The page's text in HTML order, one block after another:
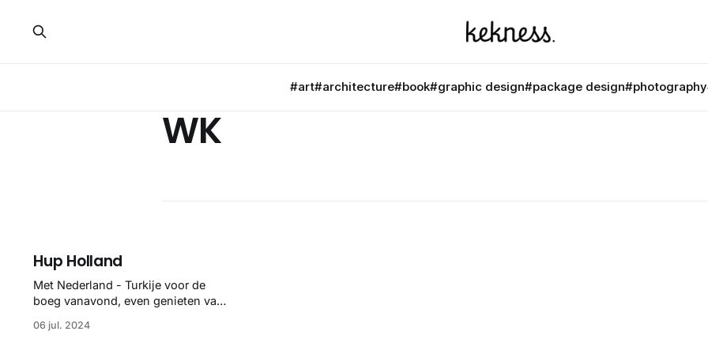
#art#architecture#book#graphic design#package design#photography
WK
Hup Holland
Met Nederland - Turkije voor de
boeg vanavond, even genieten van
land per WK. Inmiddels zijn er ook
06 jul. 2024